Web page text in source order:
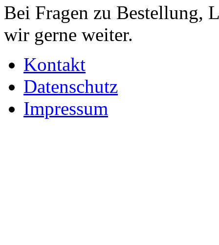
Bei Fragen zu Bestellung,
wir gerne weiter.
Kontakt
Datenschutz
Impressum